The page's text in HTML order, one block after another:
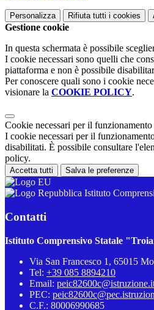
Personalizza Rifiuta tutti i cookies
Gestione cookie
In questa schermata è possibile
I cookie necessari sono quelli che
piattaforma e non è possibile
Per conoscere quali sono i cookie
visionare la COOKIE POLICY.
Cookie necessari per il funzionamento
I cookie necessari per il
disabilitati. È possibile consultare
policy.
Accetta tutti Salva le preferenze
Istituto
Contatti
Istituto Comprensivo Statale
Via San Francesco 1, 65015
Tel: +39 085 8894210
Email:
PEC:
C.F.: 80006990685